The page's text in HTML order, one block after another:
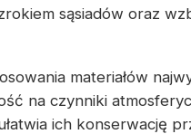
sąsiadów oraz
materiałów
na czynniki
ich konserwację